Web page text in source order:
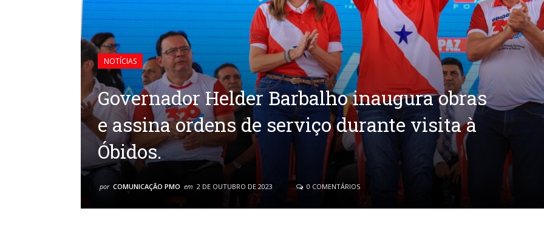
NOTÍCIAS
Governador Helder Barbalho inaugura obras
e assina ordens de serviço durante visita à
Óbidos.
por COMUNICAÇÃO PMO em 2 DE OUTUBRO DE 2023 0 COMENTÁRIOS